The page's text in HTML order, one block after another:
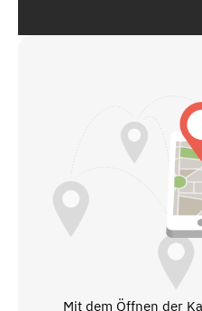
Mit dem Öffnen der